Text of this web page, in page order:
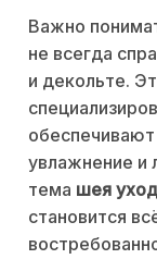
Важно
не всегда
и декольте.
обеспечивают
увлажнение и
тема шея
становится